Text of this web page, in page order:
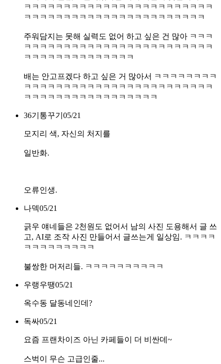
ㅋㅋㅋㅋㅋㅋㅋㅋㅋㅋㅋㅋㅋㅋㅋㅋㅋㅋㅋㅋㅋㅋㅋㅋ
ㅋㅋㅋㅋㅋㅋㅋㅋㅋㅋㅋㅋㅋㅋㅋㅋㅋㅋㅋㅋㅋㅋㅋ
주워담지는 못해 실력도 없어 하고 싶은 건 많아 ㅋㅋㅋ
ㅋㅋㅋㅋㅋㅋㅋㅋㅋㅋㅋㅋㅋㅋㅋㅋㅋㅋㅋㅋㅋㅋㅋㅋ
ㅋㅋㅋㅋㅋㅋㅋㅋㅋㅋㅋㅋㅋㅋ
배는 안고프겠다 하고 싶은 거 많아서 ㅋㅋㅋㅋㅋㅋㅋㅋ
ㅋㅋㅋㅋㅋㅋㅋㅋㅋㅋㅋㅋㅋㅋㅋㅋㅋㅋㅋㅋㅋㅋㅋㅋ
ㅋㅋㅋㅋㅋㅋㅋㅋㅋㅋㅋㅋㅋㅋㅋㅋㅋ
36기통꾸기 05/21
모지리 색, 자신의 처지를
일반화.
오류인생.
나덱05/21
긁우 얘네들은 2천원도 없어서 남의 사진 도용해서 글 쓰
고, AI로 조작 사진 만들어서 글쓰는게 일상임. ㅋㅋㅋㅋ
ㅋㅋㅋㅋㅋㅋㅋㅋㅋ
불쌍한 머저리들. ㅋㅋㅋㅋㅋㅋㅋㅋㅋㅋ
우랭우땡05/21
옥수동 달동네인데?
독싸05/21
요즘 프랜차이즈 아닌 카페들이 더 비싼데~
스벅이 무슨 고급인줄...